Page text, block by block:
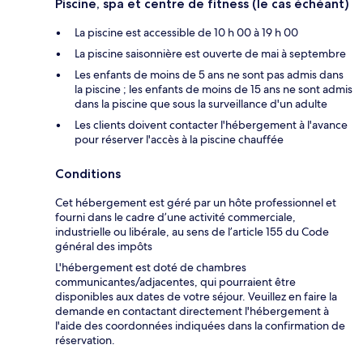
Piscine, spa et centre de fitness (le cas échéant)
La piscine est accessible de 10 h 00 à 19 h 00
La piscine saisonnière est ouverte de mai à septembre
Les enfants de moins de 5 ans ne sont pas admis dans
la piscine ; les enfants de moins de 15 ans ne sont admis
dans la piscine que sous la surveillance d'un adulte
Les clients doivent contacter l'hébergement à l'avance
pour réserver l'accès à la piscine chauffée
Conditions
Cet hébergement est géré par un hôte professionnel et
fourni dans le cadre d’une activité commerciale,
industrielle ou libérale, au sens de l’article 155 du Code
général des impôts
L'hébergement est doté de chambres
communicantes/adjacentes, qui pourraient être
disponibles aux dates de votre séjour. Veuillez en faire la
demande en contactant directement l'hébergement à
l'aide des coordonnées indiquées dans la confirmation de
réservation.